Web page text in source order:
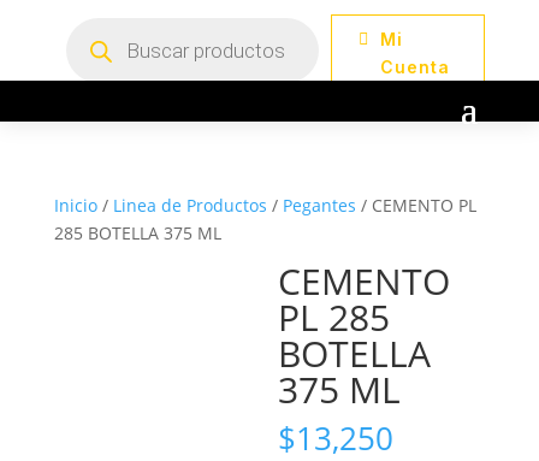
productos
Mi
Cuenta
Inicio/ Linea de Productos / Pegantes / CEMENTO PL
285 BOTELLA 375 ML
CEMENTO
PL 285
BOTELLA
375 ML
$13,250